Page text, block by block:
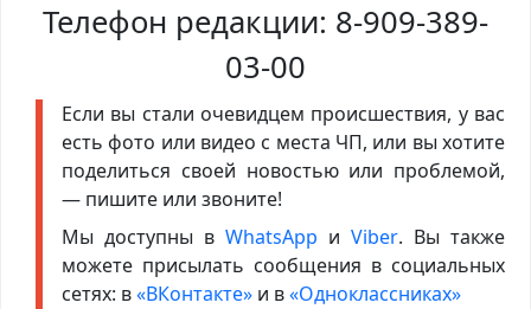
Телефон редакции: 8-909-389-
03-00
Если вы стали очевидцем происшествия, у вас
есть фото или видео с места ЧП, или вы хотите
поделиться своей новостью или проблемой,
— пишите или звоните!
Мы доступны в WhatsApp иViber. Вы также
можете присылать сообщения в социальных
сетях: в«ВКонтакте»и в«Одноклассниках»